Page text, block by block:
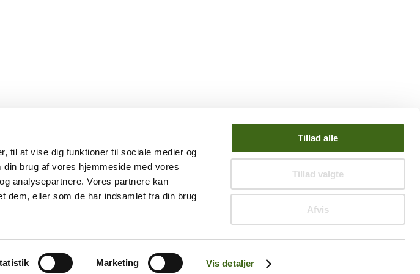
til at vise dig funktioner til sociale medier og
brug af vores hjemmeside med vores
analysepartnere. Vores partnere kan
dem, eller som de har indsamlet fra din brug
Marketing Vis detaljer
Tillad alle
Tillad valgte
Afvis